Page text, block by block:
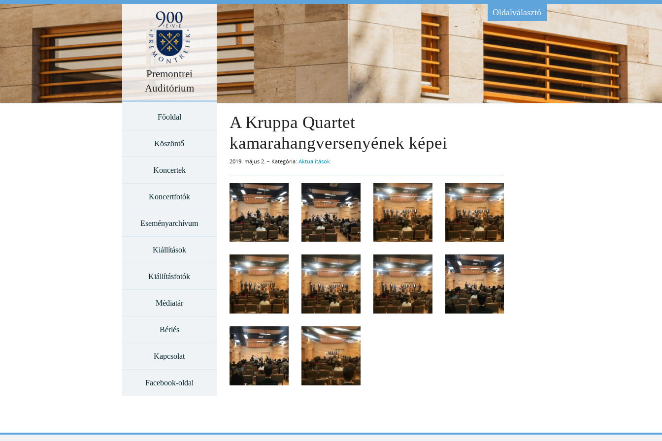
Oldalválasztó
Premontrei
Auditórium
Főoldal
Köszöntő
Koncertek
Koncertfotók
Eseményarchívum
Kiállítások
Kiállításfotók
Médiatár
Bérlés
Kapcsolat
Facebook-oldal
A Kruppa Quartet
kamarahangversenyének képei
2019. május 2. – Kategória:Aktualitások